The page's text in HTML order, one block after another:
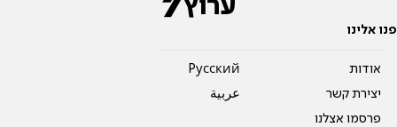
פנו אלינו
אודות
יצירת קשר
פרסמו אצלנו
Pусский
عربية